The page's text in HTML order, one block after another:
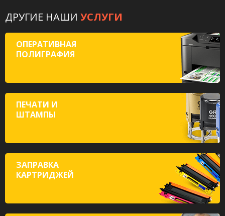
ДРУГИЕ НАШИ УСЛУГИ
ОПЕРАТИВНАЯ
ПОЛИГРАФИЯ
ПЕЧАТИ И
ШТАМПЫ
ЗАПРАВКА
КАРТРИДЖЕЙ